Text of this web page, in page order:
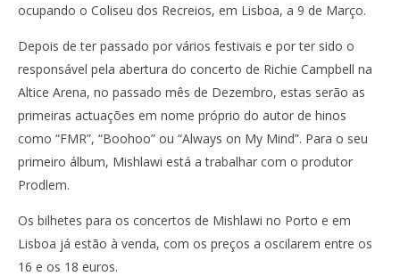
ocupando o Coliseu dos Recreios, em Lisboa, a 9 de Março.
Depois de ter passado por vários festivais e por ter sido o
responsável pela abertura do concerto de Richie Campbell na
Altice Arena, no passado mês de Dezembro, estas serão as
primeiras actuações em nome próprio do autor de hinos
como “FMR”, “Boohoo” ou “Always on My Mind”. Para o seu
primeiro álbum, Mishlawi está a trabalhar com o produtor
Prodlem.
Os bilhetes para os concertos de Mishlawi no Porto e em
Lisboa já estão à venda, com os preços a oscilarem entre os
16 e os 18 euros.